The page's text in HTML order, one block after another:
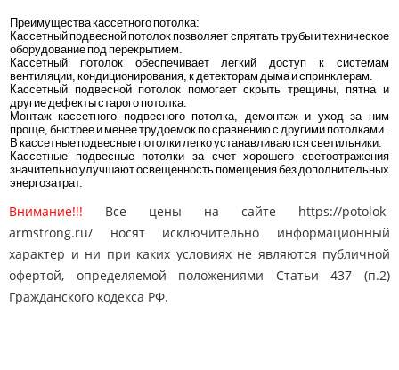
Преимущества кассетного потолка:
Кассетный подвесной потолок позволяет спрятать трубы и техническое
оборудование под перекрытием.
Кассетный потолок обеспечивает легкий доступ к системам
вентиляции, кондиционирования, к детекторам дыма и спринклерам.
Кассетный подвесной потолок помогает скрыть трещины, пятна и
другие дефекты старого потолка.
Монтаж кассетного подвесного потолка, демонтаж и уход за ним
проще, быстрее и менее трудоемок по сравнению с другими потолками.
В кассетные подвесные потолки легко устанавливаются светильники.
Кассетные подвесные потолки за счет хорошего светоотражения
значительно улучшают освещенность помещения без дополнительных
энергозатрат.
Внимание!!! Все цены на сайте https://potolok-
armstrong.ru/ носят исключительно информационный
характер и ни при каких условиях не являются публичной
офертой, определяемой положениями Статьи 437 (п.2)
Гражданского кодекса РФ.